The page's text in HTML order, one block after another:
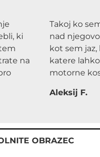
ki
na
Takoj ko
nad
kot sem
katere
motorne
Aleksij F.
OBRAZEC